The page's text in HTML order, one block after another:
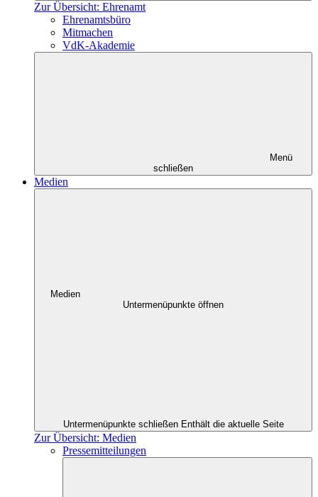
Zur Übersicht: Ehrenamt
Ehrenamtsbüro
Mitmachen
VdK-Akademie
Menü
schließen
Medien
Medien
Untermenüpunkte öffnen
Untermenüpunkte schließen Enthält die aktuelle Seite
Zur Übersicht: Medien
Pressemitteilungen